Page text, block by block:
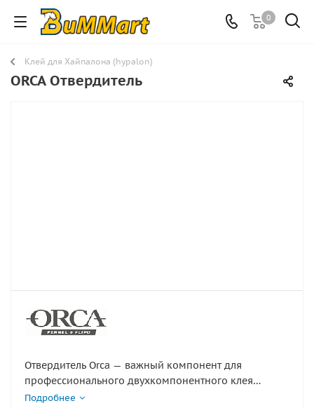
0
Клей для Хайпалона (hypalon)
ORCA Отвердитель
Отвердитель Orca — важный компонент для
профессионального двухкомпонентного клея
Hypalon. Обеспечивает максимальную прочность и
Подробнее